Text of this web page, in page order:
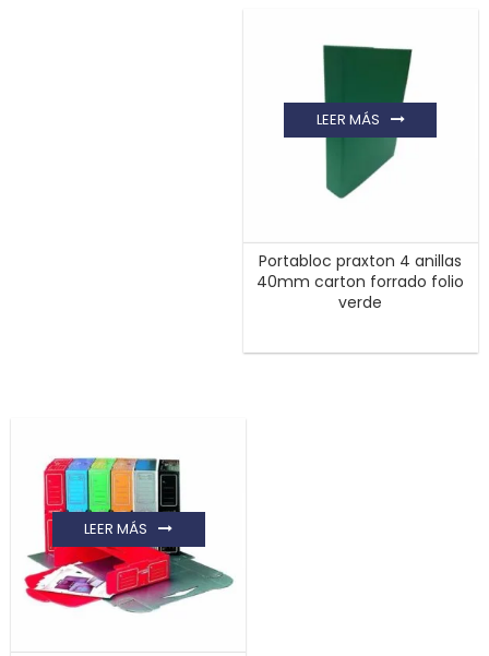
Portabloc praxton 4 anillas
40mm carton forrado folio
verde
LEER MÁS
LEER MÁS